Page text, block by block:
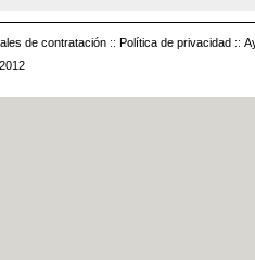
de contratación :: Política de privacidad ::